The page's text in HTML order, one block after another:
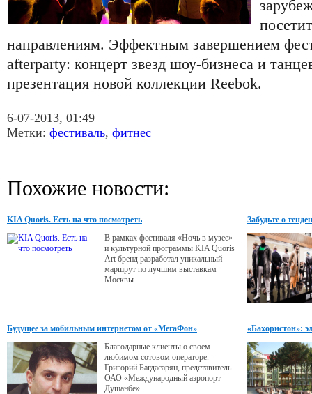
направлениям. Эффектным завершением
afterparty: концерт звезд шоу-бизнеса и
презентация новой коллекции Reebok.
6-07-2013, 01:49
Метки: фестиваль, фитнес
Похожие новости:
KIA Quoris. Есть на что посмотреть
В рамках фестиваля «Ночь в музее»
и культурной программы KIA Quoris
Art бренд разработал уникальный
маршрут по лучшим выставкам
Москвы.
Забудьте о
Будущее за мобильным интернетом от «МегаФон»
Благодарные клиенты о своем
любимом сотовом операторе.
Григорий Багдасарян, представитель
ОАО «Международный аэропорт
Душанбе».
«Бахористон»: